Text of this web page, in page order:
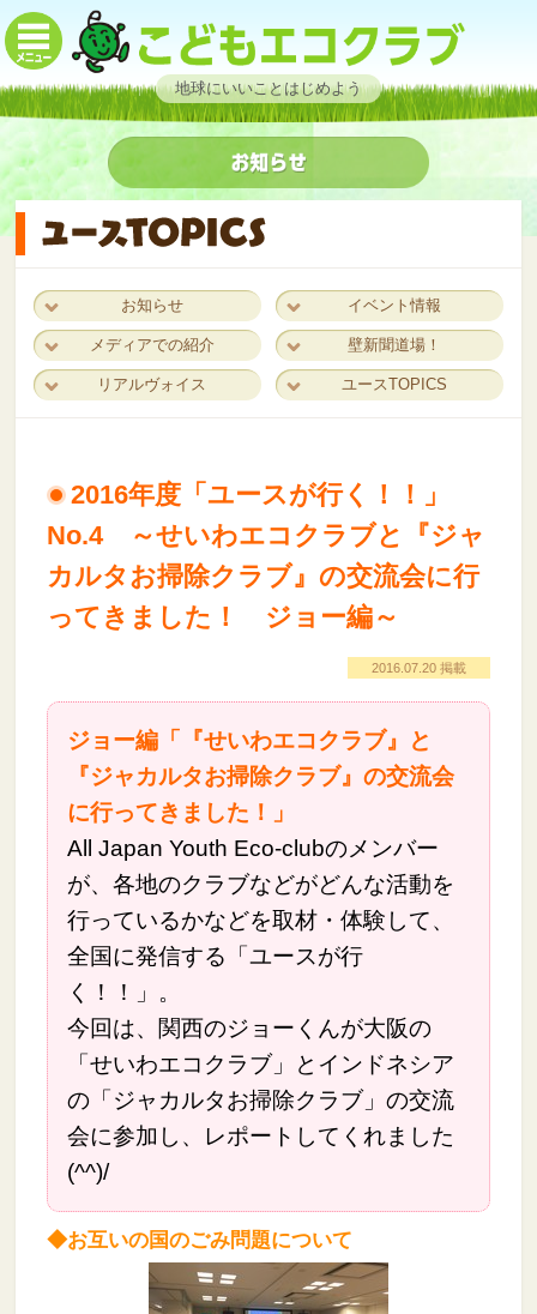
地球にいいことはじめよう
お知らせ イベント情報
メディアでの紹介 壁新聞道場！
リアルヴォイス ユースTOPICS
2016年度「ユースが行く！！」
No.4 ～せいわエコクラブと『ジャ
カルタお掃除クラブ』の交流会に行
ってきました！ ジョー編～
2016.07.20 掲載
ジョー編「『せいわエコクラブ』と
『ジャカルタお掃除クラブ』の交流会
に行ってきました！」
All Japan Youth Eco-clubのメンバー
が、各地のクラブなどがどんな活動を
行っているかなどを取材・体験して、
全国に発信する「ユースが行
く！！」。
今回は、関西のジョーくんが大阪の
「せいわエコクラブ」とインドネシア
の「ジャカルタお掃除クラブ」の交流
会に参加し、レポートしてくれました
(^^)/
◆お互いの国のごみ問題について